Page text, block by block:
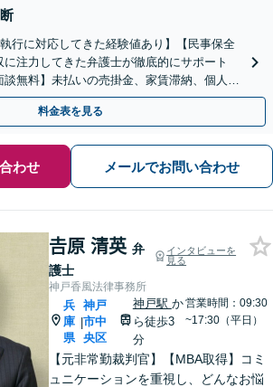
行に対応してきた経験値あり】【民事保全
注力してきた弁護士が徹底的にサポート
談無料】未払いの売掛金、家賃滞納、個人間
関西エリア対応】
料金表を見る
わせ メールでお問い合わせ
𠮷原 清英 弁
護士
インタビューを
見る
神戸香風法律事務所
兵
庫
県
|
神戸
市中
央区
神戸駅 か
ら徒歩3
分
営業時間：09:30
~17:30（平日）
【元非常勤裁判官】【MBA取得】コミ
ュニケーションを重視し、どんなお悩